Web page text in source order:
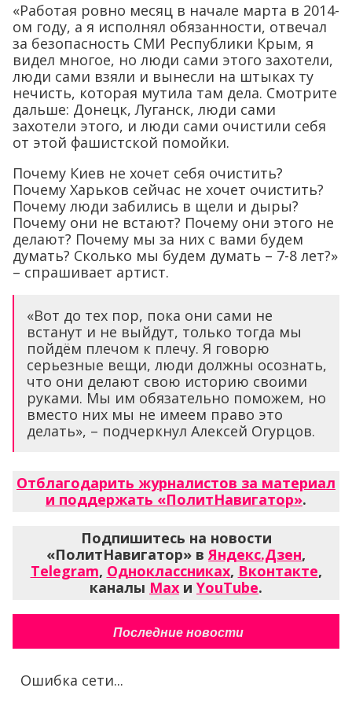
«Работая ровно месяц в начале марта в 2014-
ом году, а я исполнял обязанности, отвечал
за безопасность СМИ Республики Крым, я
видел многое, но люди сами этого захотели,
люди сами взяли и вынесли на штыках ту
нечисть, которая мутила там дела. Смотрите
дальше: Донецк, Луганск, люди сами
захотели этого, и люди сами очистили себя
от этой фашистской помойки.
Почему Киев не хочет себя очистить?
Почему Харьков сейчас не хочет очистить?
Почему люди забились в щели и дыры?
Почему они не встают? Почему они этого не
делают? Почему мы за них с вами будем
думать? Сколько мы будем думать – 7-8 лет?»
– спрашивает артист.
«Вот до тех пор, пока они сами не
встанут и не выйдут, только тогда мы
пойдём плечом к плечу. Я говорю
серьезные вещи, люди должны осознать,
что они делают свою историю своими
руками. Мы им обязательно поможем, но
вместо них мы не имеем право это
делать», – подчеркнул Алексей Огурцов.
Отблагодарить журналистов за материал
и поддержать «ПолитНавигатор».
Подпишитесь на новости
«ПолитНавигатор» вЯндекс.Дзен,
Telegram, Одноклассниках, Вконтакте,
каналы Max и YouTube.
Последние новости
Ошибка сети...